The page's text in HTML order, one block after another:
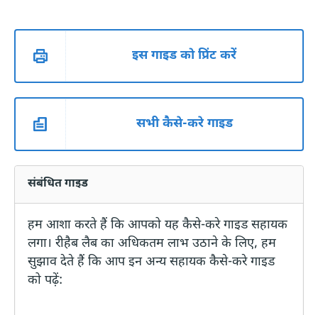
इस गाइड को प्रिंट करें
सभी कैसे-करे गाइड
संबंधित गाइड
हम आशा करते हैं कि आपको यह कैसे-करे गाइड सहायक
लगा। रीहैब लैब का अधिकतम लाभ उठाने के लिए, हम
सुझाव देते हैं कि आप इन अन्य सहायक कैसे-करे गाइड
को पढ़ें: